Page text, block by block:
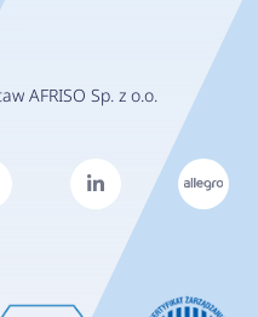
AFRISO Sp. z o.o.